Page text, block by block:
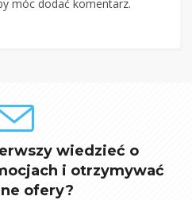
móc dodać komentarz.
wiedzieć o
i otrzymywać
ofery?